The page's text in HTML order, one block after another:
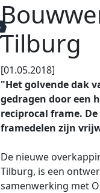
Tilburg
[01.05.2018]
"Het golvende dak
gedragen door een
reciprocal frame.
framedelen zijn
De nieuwe
Tilburg, is een
samenwerking met